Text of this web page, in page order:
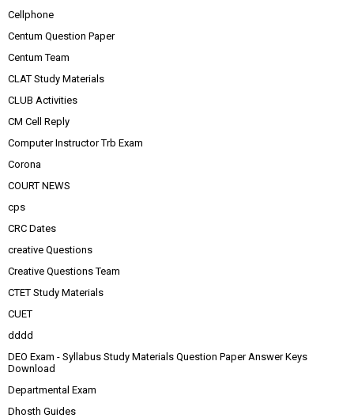
Cellphone
Centum Question Paper
Centum Team
CLAT Study Materials
CLUB Activities
CM Cell Reply
Computer Instructor Trb Exam
Corona
COURT NEWS
cps
CRC Dates
creative Questions
Creative Questions Team
CTET Study Materials
CUET
dddd
DEO Exam - Syllabus Study Materials Question Paper Answer Keys
Download
Departmental Exam
Dhosth Guides